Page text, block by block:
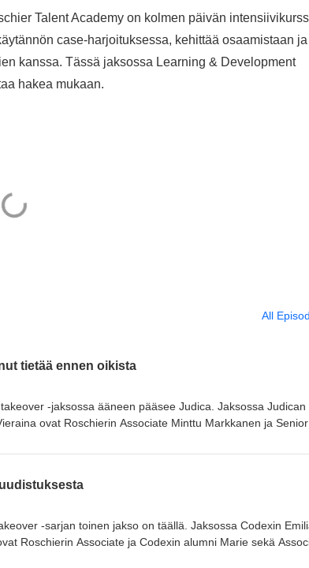
Talent Academy on kolmen päivän
case-harjoituksessa, kehittää osaamistaan ja
kanssa. Tässä jaksossa Learning & Development
hakea mukaan.
All
tietää ennen oikista
-jaksossa ääneen pääsee Judica. Jaksossa Judican
ovat Roschierin Associate Minttu Markkanen ja Senior
tai uuteen opiskelukaupunkiin muuttamista? Jaksossa
joita oikeustieteen opinnot tarjoavat luentosalien
-sarjan toinen jakso on täällä. Jaksossa Codexin
Roschierin Associate ja Codexin alumni Marie sekä